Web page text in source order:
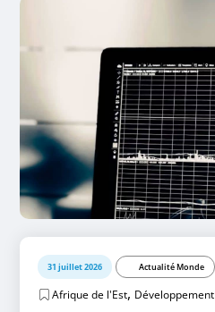
31 juillet 2026 Actualité Monde
Afrique de l'Est, Développement